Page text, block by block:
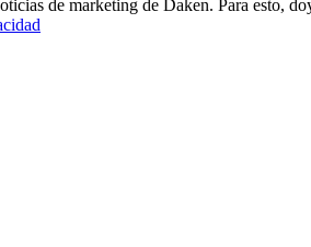
de marketing de Daken. Para esto,